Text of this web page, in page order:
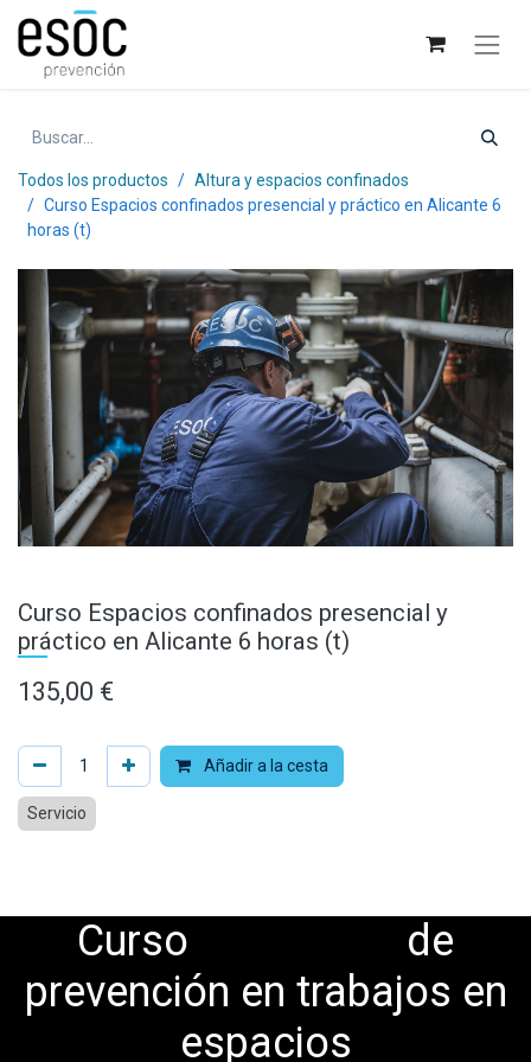
Todos los productos
Altura y espacios confinados
Curso Espacios confinados presencial y práctico en Alicante 6
horas (t)
Curso Espacios confinados presencial y
práctico en Alicante 6 horas (t)
135,00 €
Añadir a la cesta
Servicio
Curso
de
prevención en trabajos en
espacios